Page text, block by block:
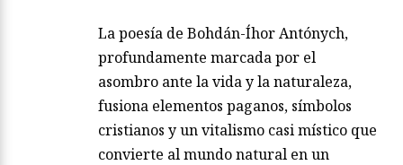
La poesía de Bohdán-Íhor Antónych,
profundamente marcada por el
asombro ante la vida y la naturaleza,
fusiona elementos paganos, símbolos
cristianos y un vitalismo casi místico que
convierte al mundo natural en un